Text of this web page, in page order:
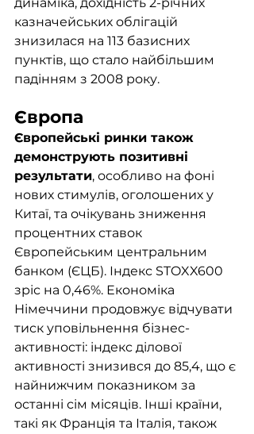
казначейських облігацій
знизилася на 113 базисних
пунктів, що стало найбільшим
падінням з 2008 року.
Європа
Європейські ринки також
демонструють позитивні
результати, особливо на фоні
нових стимулів, оголошених у
Китаї, та очікувань зниження
процентних ставок
Європейським центральним
банком (ЄЦБ). Індекс STOXX600
зріс на 0,46%. Економіка
Німеччини продовжує відчувати
тиск уповільнення бізнес-
активності: індекс ділової
активності знизився до 85,4, що є
найнижчим показником за
останні сім місяців. Інші країни,
такі як Франція та Італія, також